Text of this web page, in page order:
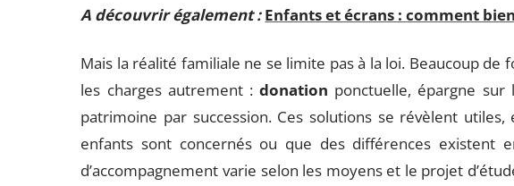
A découvrir également : Enfants et écrans : comment
Mais la réalité familiale ne se limite pas à la loi. Beaucoup
les charges autrement :donation ponctuelle, épargne
patrimoine par succession. Ces solutions se révèlent
enfants sont concernés ou que des différences
d’accompagnement varie selon les moyens et le projet